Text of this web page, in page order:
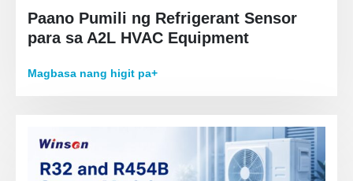
Paano Pumili ng Refrigerant Sensor
para sa A2L HVAC Equipment
Magbasa nang higit pa+